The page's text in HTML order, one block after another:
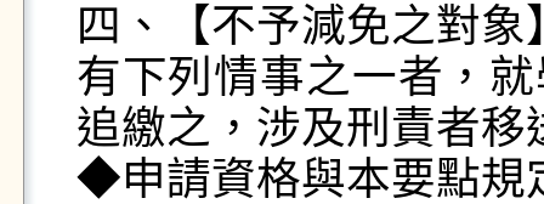
四、【不予減免之對象
有下列情事之一者，
追繳之，涉及刑責者移
◆申請資格與本要點規